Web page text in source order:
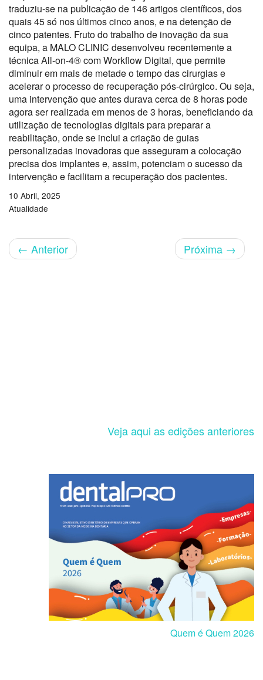
traduziu-se na publicação de 146 artigos científicos, dos
quais 45 só nos últimos cinco anos, e na detenção de
cinco patentes. Fruto do trabalho de inovação da sua
equipa, a MALO CLINIC desenvolveu recentemente a
técnica All-on-4® com Workflow Digital, que permite
diminuir em mais de metade o tempo das cirurgias e
acelerar o processo de recuperação pós-cirúrgico. Ou seja,
uma intervenção que antes durava cerca de 8 horas pode
agora ser realizada em menos de 3 horas, beneficiando da
utilização de tecnologias digitais para preparar a
reabilitação, onde se inclui a criação de guias
personalizadas inovadoras que asseguram a colocação
precisa dos implantes e, assim, potenciam o sucesso da
intervenção e facilitam a recuperação dos pacientes.
10 Abril, 2025
Atualidade
← Anterior Próxima →
Veja aqui as edições anteriores
Quem é Quem 2026